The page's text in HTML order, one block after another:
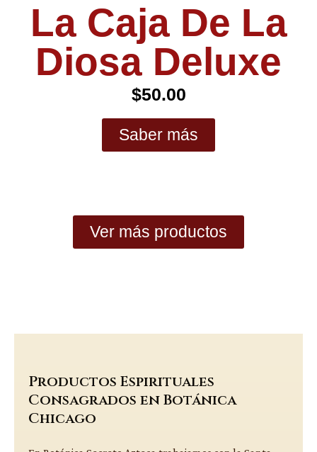
La Caja De La
Diosa Deluxe
$50.00
Saber más
Ver más productos
Productos Espirituales
Consagrados en Botánica
Chicago